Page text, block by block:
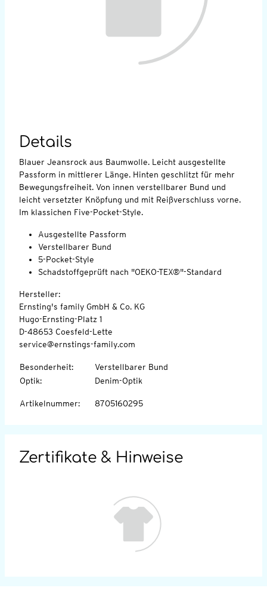
Details
Blauer Jeansrock aus Baumwolle. Leicht ausgestellte
Passform in mittlerer Länge. Hinten geschlitzt für mehr
Bewegungsfreiheit. Von innen verstellbarer Bund und
leicht versetzter Knöpfung und mit Reißverschluss vorne.
Im klassichen Five-Pocket-Style.
Ausgestellte Passform
Verstellbarer Bund
5-Pocket-Style
Schadstoffgeprüft nach "OEKO-TEX®"-Standard
Hersteller:
Ernsting's family GmbH & Co. KG
Hugo-Ernsting-Platz 1
D-48653 Coesfeld-Lette
service@ernstings-family.com
Besonderheit:
Verstellbarer Bund
Optik: Denim-Optik
Artikelnummer: 8705160295
Zertifikate & Hinweise